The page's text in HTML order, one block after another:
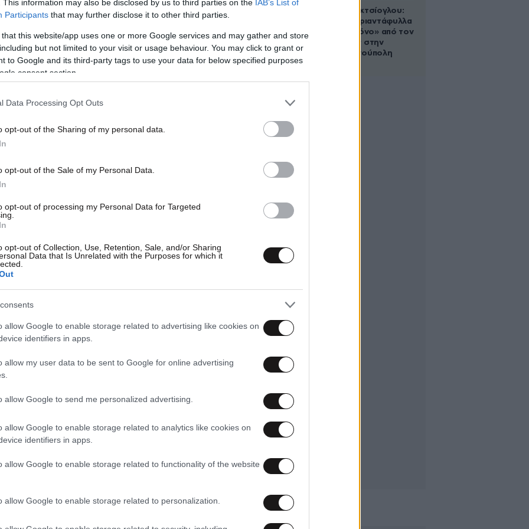
This information may also be disclosed by us to third parties on the IAB’s List of
Participants that may further disclose it to other third parties.
that this website/app uses one or more Google services and may gather and store
but not limited to your visit or usage behaviour. You may click to grant or
to Google and its third-party tags to use your data for below specified purposes
consent section.
Data Processing Opt Outs
opt-out of the Sharing of my personal data.
opt-out of the Sale of my Personal Data.
opt-out of processing my Personal Data for Targeted
opt-out of Collection, Use, Retention, Sale, and/or Sharing
Data that Is Unrelated with the Purposes for which it
allow Google to enable storage related to advertising like cookies on
identifiers in apps.
allow my user data to be sent to Google for online advertising
allow Google to send me personalized advertising.
allow Google to enable storage related to analytics like cookies on
identifiers in apps.
allow Google to enable storage related to functionality of the website
allow Google to enable storage related to personalization.
στον πληθυσμό. Οι κλειστοί χώροι
Μαζικής Μεταφοράς, υπάρχει μεγάλο
νέο μείγμα υγειονομικών μέτρων
αντιμετώπιση κρουσμάτων. Το ΕΣΥ
μείνει εκτός σχεδιασμού τα μεγάλα ιδιωτικά
ο κ. Ξανθός σημείωσε: «Γίνεται τεχνητό
γιατί διαψεύδονται συνεχώς. Να γίνει
υγεία».
Μαρία Εκμεκτσίογλου:
«17 λευκά τριαντάφυλλα
για έναν χρόνο» από τον
σύζυγό της στην
Κωνσταντινούπολη